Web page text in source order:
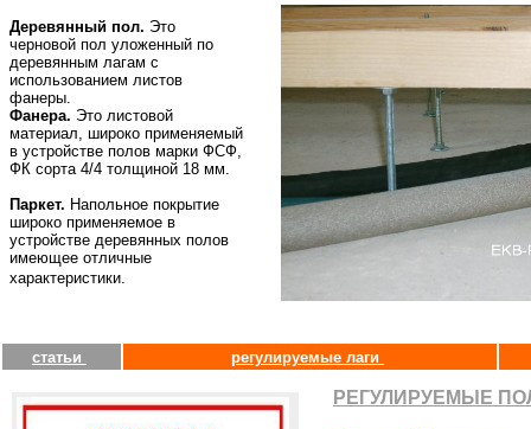
Деревянный пол. Это
черновой пол уложенный по
деревянным лагам с
использованием листов
фанеры.
Фанера. Это листовой
материал, широко применяемый
в устройстве полов марки ФСФ,
ФК сорта 4/4 толщиной 18 мм.
Паркет. Напольное покрытие
широко применяемое в
устройстве деревянных полов
имеющее отличные
характеристики.
статьи регулируемые лаги
РЕГУЛИРУЕМЫЕ